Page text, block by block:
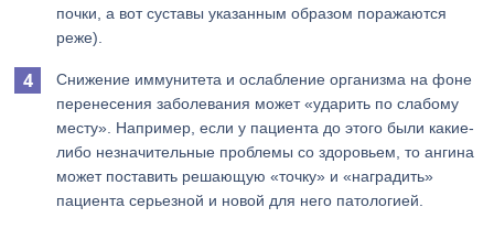
почки, а вот суставы указанным образом поражаются
реже).
Снижение иммунитета и ослабление организма на фоне
перенесения заболевания может «ударить по слабому
месту». Например, если у пациента до этого были какие-
либо незначительные проблемы со здоровьем, то ангина
может поставить решающую «точку» и «наградить»
пациента серьезной и новой для него патологией.